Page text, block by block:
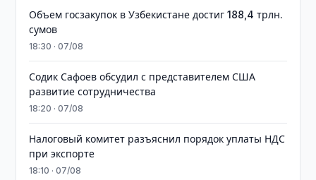
​​​​​​​Объем госзакупок в Узбекистане достиг 188,4 трлн.
сумов
18:30 · 07/08
Содик Сафоев обсудил с представителем США
развитие сотрудничества
18:20 · 07/08
Налоговый комитет разъяснил порядок уплаты НДС
при экспорте
18:10 · 07/08